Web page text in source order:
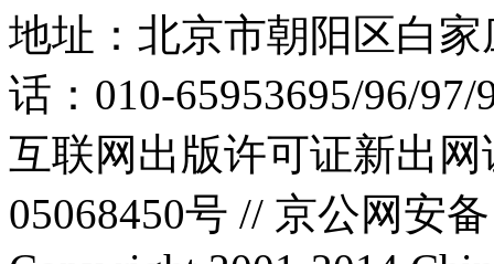
地址：北京市朝阳区白
话：010-65953695/96/
互联网出版许可证新出
05068450号 // 京公网安